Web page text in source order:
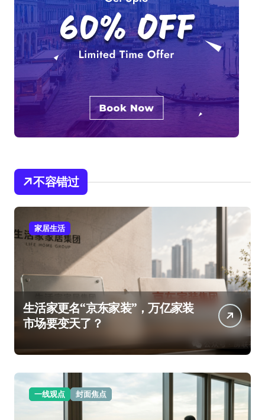
不容错过
家居生活
生活家更名“京东家装”，万亿家装
市场要变天了？
一线观点 封面焦点